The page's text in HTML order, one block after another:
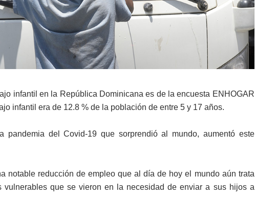
infantil en la República Dominicana es de la encuesta ENHOGAR
infantil era de 12.8 % de la población de entre 5 y 17 años.
pandemia del Covid-19 que sorprendió al mundo, aumentó este
notable reducción de empleo que al día de hoy el mundo aún trata
vulnerables que se vieron en la necesidad de enviar a sus hijos a